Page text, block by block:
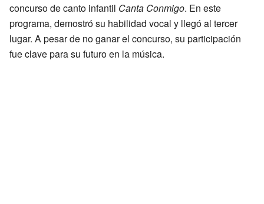
concurso de canto infantil Canta Conmigo. En este
programa, demostró su habilidad vocal y llegó al tercer
lugar. A pesar de no ganar el concurso, su participación
fue clave para su futuro en la música.